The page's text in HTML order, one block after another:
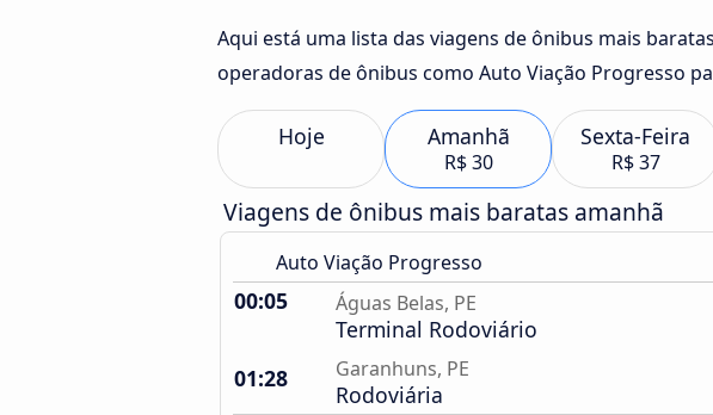
Aqui está uma lista das viagens de ônibus mais
operadoras de ônibus como Auto Viação Progresso
Hoje Amanhã
R$ 30
Sexta-Feira
R$ 37
Viagens de ônibus mais baratas amanhã
Auto Viação Progresso
00:05 Águas Belas, PE
Terminal Rodoviário
01:28
Garanhuns, PE
Rodoviária